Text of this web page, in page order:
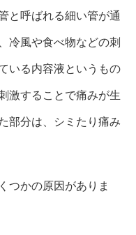
と呼ばれる細い管が通
冷風や食べ物などの刺
いる内容液というもの
激することで痛みが生
部分は、シミたり痛み
つかの原因がありま